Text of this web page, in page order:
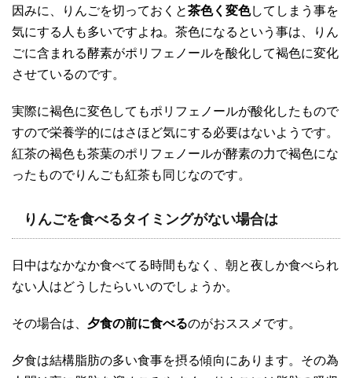
因みに、りんごを切っておくと茶色く変色してしまう事を
気にする人も多いですよね。茶色になるという事は、りん
ごに含まれる酵素がポリフェノールを酸化して褐色に変化
させているのです。
実際に褐色に変色してもポリフェノールが酸化したもので
すので栄養学的にはさほど気にする必要はないようです。
紅茶の褐色も茶葉のポリフェノールが酵素の力で褐色にな
ったものでりんごも紅茶も同じなのです。
りんごを食べるタイミングがない場合は
日中はなかなか食べてる時間もなく、朝と夜しか食べられ
ない人はどうしたらいいのでしょうか。
その場合は、 夕食の前に食べるのがおススメです。
夕食は結構脂肪の多い食事を摂る傾向にあります。その為